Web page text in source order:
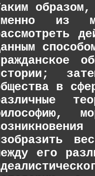
из
в
его